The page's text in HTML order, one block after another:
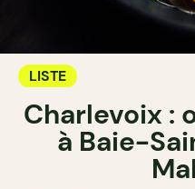
LISTE
Charlevoix :
à Baie-